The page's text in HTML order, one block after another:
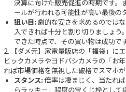
決算に向けた販売促進の時期です。
ールが行われる可能性が高い最後の
狙い目: 劇的な安さを求めるのでは
入できれば十分と割り切りましょ
できた時点で、その買い物は成功です
2. 【ダメ元】家電量販店の「福袋」に
ビックカメラやヨドバシカメラの「お
れば市場価格を無視した破格でスマホが
スタンス: 倍率は凄まじく、当たれ
らラッキー」程度の宝くじ枠として